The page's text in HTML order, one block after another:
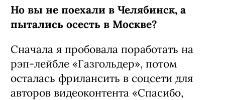
Но вы не поехали в Челябинск, а
пытались осесть в Москве?
Сначала я пробовала поработать на
рэп-лейбле «Газгольдер», потом
осталась фрилансить в соцсети для
авторов видеоконтента «Спасибо,